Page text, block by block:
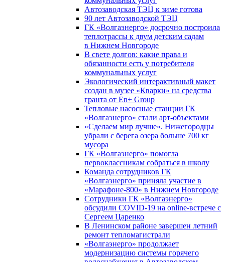
Автозаводская ТЭЦ к зиме готова
90 лет Автозаводской ТЭЦ
ГК «Волгаэнерго» досрочно построила
теплотрассы к двум детским садам
в Нижнем Новгороде
В свете долгов: какие права и
обязанности есть у потребителя
коммунальных услуг
Экологический интерактивный макет
создан в музее «Кварки» на средства
гранта от En+ Group
Тепловые насосные станции ГК
«Волгаэнерго» стали арт-объектами
«Сделаем мир лучше». Нижегородцы
убрали с берега озера больше 700 кг
мусора
ГК «Волгаэнерго» помогла
первоклассникам собраться в школу
Команда сотрудников ГК
«Волгаэнерго» приняла участие в
«Марафоне-800» в Нижнем Новгороде
Сотрудники ГК «Волгаэнерго»
обсудили COVID-19 на online-встрече с
Сергеем Царенко
В Ленинском районе завершен летний
ремонт тепломагистрали
«Волгаэнерго» продолжает
модернизацию системы горячего